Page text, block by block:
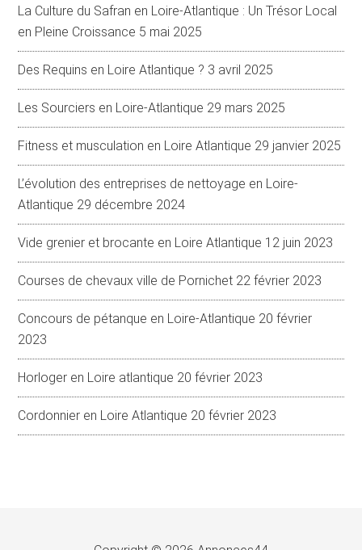
La Culture du Safran en Loire-Atlantique : Un Trésor Local
en Pleine Croissance 5 mai 2025
Des Requins en Loire Atlantique ? 3 avril 2025
Les Sourciers en Loire-Atlantique 29 mars 2025
Fitness et musculation en Loire Atlantique 29 janvier 2025
L’évolution des entreprises de nettoyage en Loire-
Atlantique 29 décembre 2024
Vide grenier et brocante en Loire Atlantique 12 juin 2023
Courses de chevaux ville de Pornichet 22 février 2023
Concours de pétanque en Loire-Atlantique 20 février
2023
Horloger en Loire atlantique 20 février 2023
Cordonnier en Loire Atlantique 20 février 2023